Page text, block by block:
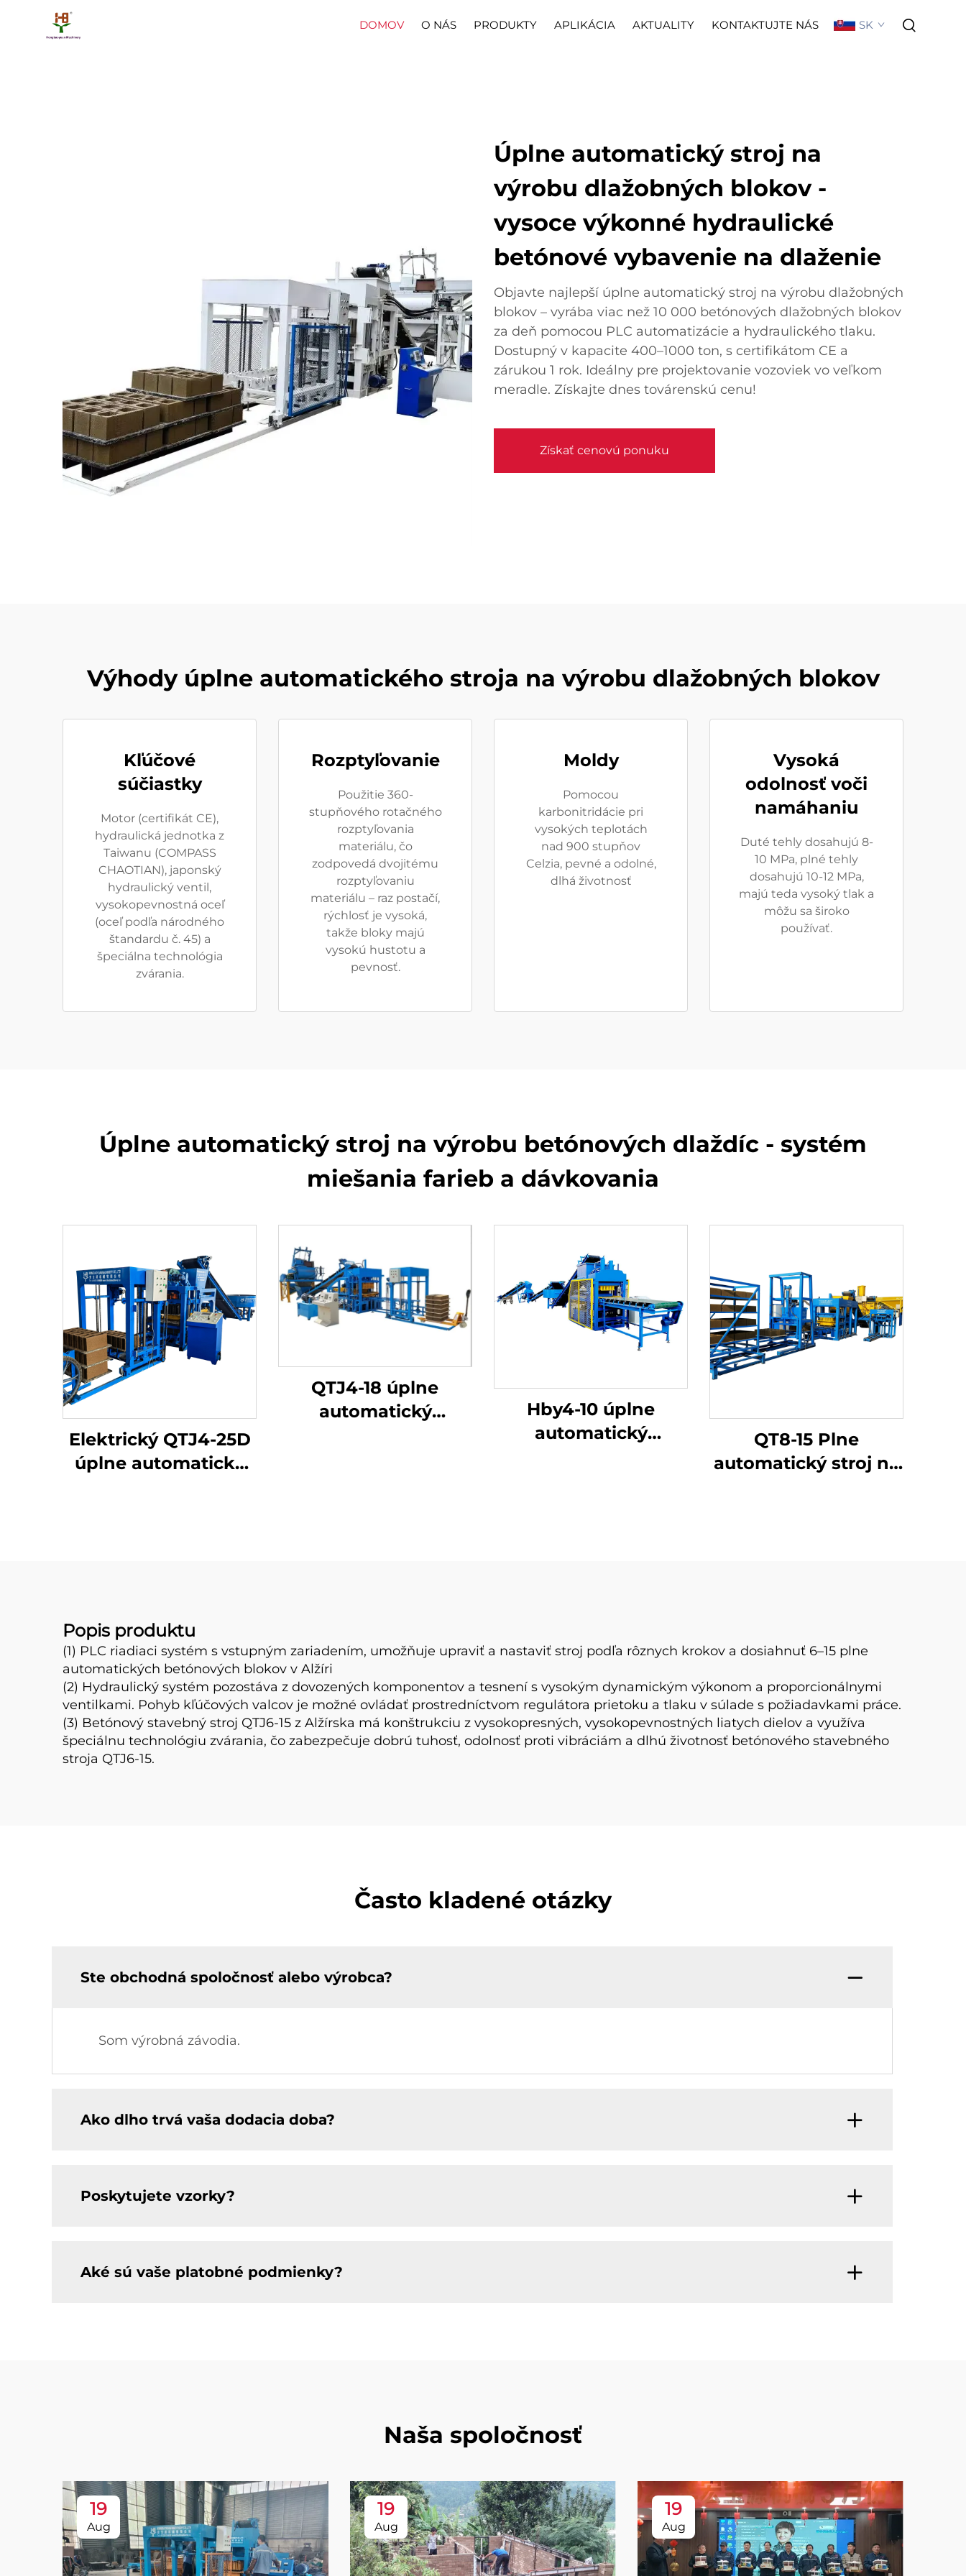
DOMOV O NÁS PRODUKTY APLIKÁCIA AKTUALITY KONTAKTUJTE NÁS SK
Úplne automatický stroj na
výrobu dlažobných blokov -
vysoce výkonné hydraulické
betónové vybavenie na dlaženie
Objavte najlepší úplne automatický stroj na výrobu dlažobných
blokov – vyrába viac než 10 000 betónových dlažobných blokov
za deň pomocou PLC automatizácie a hydraulického tlaku.
Dostupný v kapacite 400–1000 ton, s certifikátom CE a
zárukou 1 rok. Ideálny pre projektovanie vozoviek vo veľkom
meradle. Získajte dnes továrenskú cenu!
Získať cenovú ponuku
Výhody úplne automatického stroja na výrobu dlažobných blokov
Kľúčové
súčiastky
Motor (certifikát CE),
hydraulická jednotka z
Taiwanu (COMPASS
CHAOTIAN), japonský
hydraulický ventil,
vysokopevnostná oceľ
(oceľ podľa národného
štandardu č. 45) a
špeciálna technológia
zvárania.
Rozptyľovanie
Použitie 360-
stupňového rotačného
rozptyľovania
materiálu, čo
zodpovedá dvojitému
rozptyľovaniu
materiálu – raz postačí,
rýchlosť je vysoká,
takže bloky majú
vysokú hustotu a
pevnosť.
Moldy
Pomocou
karbonitridácie pri
vysokých teplotách
nad 900 stupňov
Celzia, pevné a odolné,
dlhá životnosť
Vysoká
odolnosť voči
namáhaniu
Duté tehly dosahujú 8-
10 MPa, plné tehly
dosahujú 10-12 MPa,
majú teda vysoký tlak a
môžu sa široko
používať.
Úplne automatický stroj na výrobu betónových dlaždíc - systém
miešania farieb a dávkovania
Elektrický QTJ4-25D
úplne automatický
QTJ4-18 úplne
automatický
Hby4-10 úplne
automatický
QT8-15 Plne
automatický stroj na
Popis produktu
(1) PLC riadiaci systém s vstupným zariadením, umožňuje upraviť a nastaviť stroj podľa rôznych krokov a dosiahnuť 6–15 plne
automatických betónových blokov v Alžíri
(2) Hydraulický systém pozostáva z dovozených komponentov a tesnení s vysokým dynamickým výkonom a proporcionálnymi
ventilkami. Pohyb kľúčových valcov je možné ovládať prostredníctvom regulátora prietoku a tlaku v súlade s požiadavkami práce.
(3) Betónový stavebný stroj QTJ6-15 z Alžírska má konštrukciu z vysokopresných, vysokopevnostných liatych dielov a využíva
špeciálnu technológiu zvárania, čo zabezpečuje dobrú tuhosť, odolnosť proti vibráciám a dlhú životnosť betónového stavebného
stroja QTJ6-15.
Často kladené otázky
Ste obchodná spoločnosť alebo výrobca?
Som výrobná závodia.
Ako dlho trvá vaša dodacia doba?
Poskytujete vzorky?
Aké sú vaše platobné podmienky?
Naša spoločnosť
19
Aug
19
Aug
19
Aug